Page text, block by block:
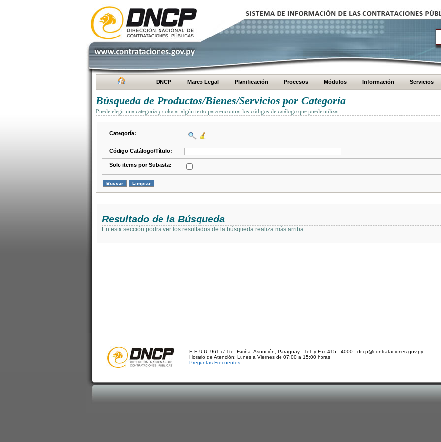
DNCP Marco Legal Planificación Procesos Módulos Información Servicios
Búsqueda de Productos/Bienes/Servicios por Categoría
Puede elegir una categoría y colocar algún texto para encontrar los códigos de catálogo que puede utilizar
Categoría:
Código Catálogo/Título:
Solo items por Subasta:
Resultado de la Búsqueda
En esta sección podrá ver los resultados de la búsqueda realiza más arriba
E.E.U.U. 961 c/ Tte. Fariña. Asunción, Paraguay - Tel. y Fax 415 - 4000 - dncp@contrataciones.gov.py
Horario de Atención: Lunes a Viernes de 07:00 a 15:00 horas
Preguntas Frecuentes